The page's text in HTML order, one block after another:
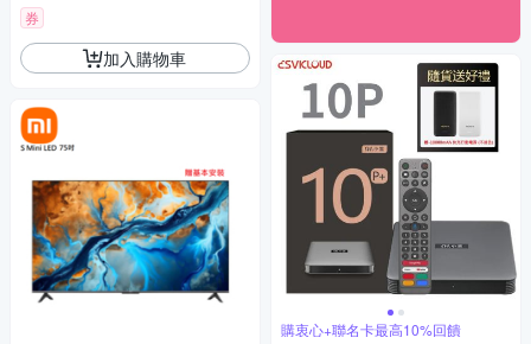
券
加入購物車
購衷心+聯名卡最高10%回饋